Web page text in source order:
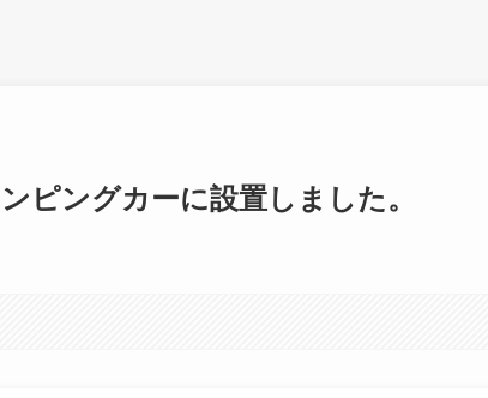
ピングカーに設置しました。